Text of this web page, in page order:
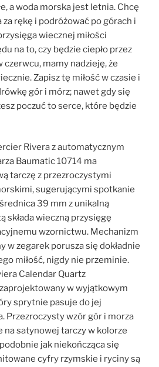
a woda morska jest letnia. Chcę
rękę i podróżować po górach i
wiecznej miłości
na to, czy będzie ciepło przez
czerwcu, mamy nadzieję, że
Zapisz tę miłość w czasie i
gór i mórz; nawet gdy się
poczuć to serce, które będzie
Rivera z automatycznym
Baumatic 10714 ma
tarczę z przezroczystymi
sugerującymi spotkanie
39 mm z unikalną
składa wieczną przysięgę
wzornictwu. Mechanizm
w zegarek porusza się dokładnie
miłość, nigdy nie przeminie.
Calendar Quartz
w wyjątkowym
sprytnie pasuje do jej
Przezroczysty wzór gór i morza
na satynowej tarczy w kolorze
jak niekończąca się
cyfry rzymskie i ryciny są